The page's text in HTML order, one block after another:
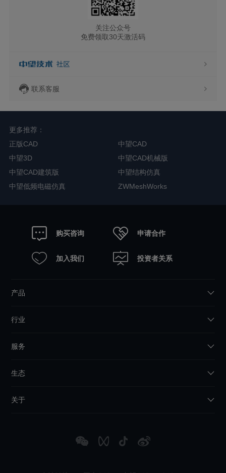
关注公众号
免费领取30天激活码
联系客服
更多推荐：
正版CAD
中望CAD
中望3D
中望CAD机械版
中望CAD建筑版
中望结构仿真
中望低频电磁仿真
ZWMeshWorks
购买咨询 申请合作
加入我们 投资者关系
产品
行业
服务
生态
关于